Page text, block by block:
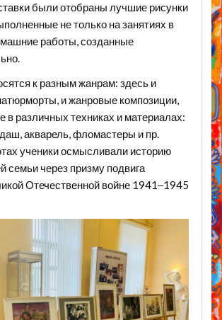
были отобраны лучшие рисунки
не только на занятиях в
работы, созданные
к разным жанрам: здесь и
и жанровые композиции,
в различных техниках и материалах:
акварель, фломастеры и пр.
ученики осмысливали историю
семьи через призму подвига
Отечественной войне 1941‒1945